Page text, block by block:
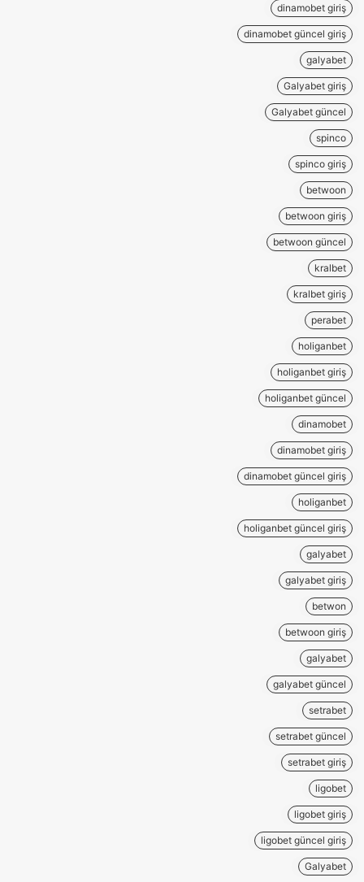
dinamobet giriş
dinamobet güncel giriş
galyabet
Galyabet giriş
Galyabet güncel
spinco
spinco giriş
betwoon
betwoon giriş
betwoon güncel
kralbet
kralbet giriş
perabet
holiganbet
holiganbet giriş
holiganbet güncel
dinamobet
dinamobet giriş
dinamobet güncel giriş
holiganbet
holiganbet güncel giriş
galyabet
galyabet giriş
betwon
betwoon giriş
galyabet
galyabet güncel
setrabet
setrabet güncel
setrabet giriş
ligobet
ligobet giriş
ligobet güncel giriş
Galyabet